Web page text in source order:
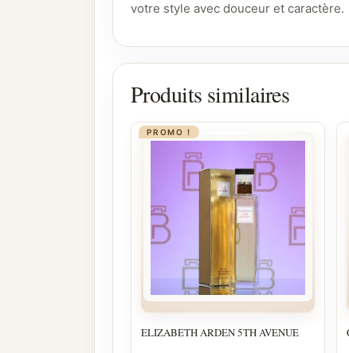
votre style avec douceur et caractère.
Produits similaires
PROMO !
ELIZABETH ARDEN 5TH AVENUE